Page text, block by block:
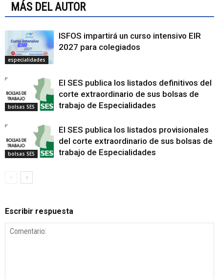
MÁS DEL AUTOR
especialidades
ISFOS impartirá un curso intensivo EIR
2027 para colegiados
bolsas SES
El SES publica los listados definitivos del
corte extraordinario de sus bolsas de
trabajo de Especialidades
bolsas SES
El SES publica los listados provisionales
del corte extraordinario de sus bolsas de
trabajo de Especialidades
Escribir respuesta